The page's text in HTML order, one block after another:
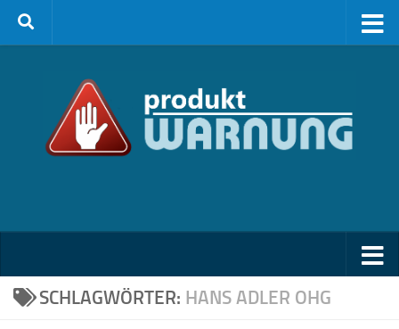
Zum Inhalt springen
SCHLAGWÖRTER: HANS ADLER OHG